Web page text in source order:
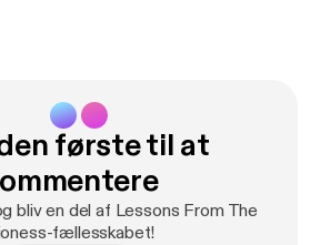
conditions were fought
første til at
bliv en del af Lessons From The
fællesskabet!